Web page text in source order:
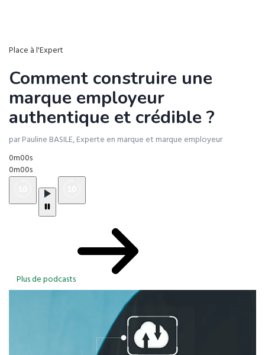
Place à l'Expert
Comment construire une
marque employeur
authentique et crédible ?
par Pauline BASILE, Experte en marque et marque employeur
0m00s
0m00s
Plus de podcasts